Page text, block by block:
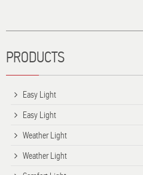
PRODUCTS
Easy Light
Easy Light
Weather Light
Weather Light